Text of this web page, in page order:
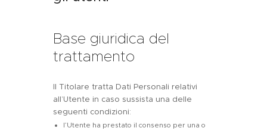
Base giuridica del
trattamento
Il Titolare tratta Dati Personali relativi
all’Utente in caso sussista una delle
seguenti condizioni:
l’Utente ha prestato il consenso per una o